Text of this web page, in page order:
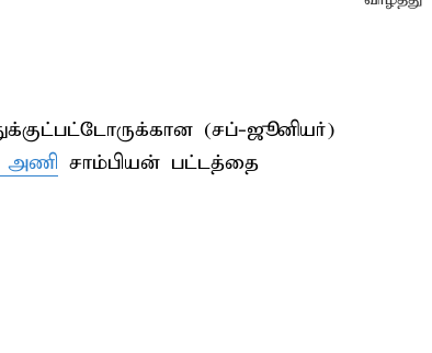
(சப்-ஜூனியர்)
அணி சாம்பியன் பட்டத்தை